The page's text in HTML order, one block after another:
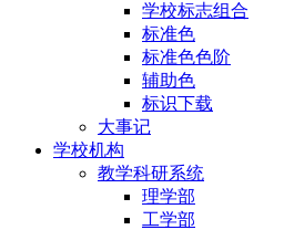
学校标志组合
标准色
标准色色阶
辅助色
标识下载
大事记
学校机构
教学科研系统
理学部
工学部